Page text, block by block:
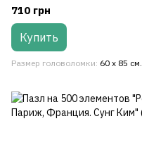
710 грн
Купить
Размер головоломки 60 х 85 см.